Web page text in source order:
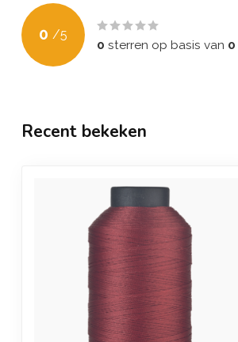
Oeko-Tex-certificering
0 /5
0 sterren op basis van 0
Recent bekeken